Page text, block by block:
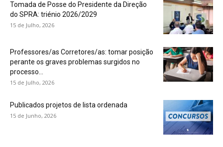
Tomada de Posse do Presidente da Direção
do SPRA: triénio 2026/2029
15 de Julho, 2026
Professores/as Corretores/as: tomar posição
perante os graves problemas surgidos no
processo...
15 de Julho, 2026
Publicados projetos de lista ordenada
15 de Junho, 2026